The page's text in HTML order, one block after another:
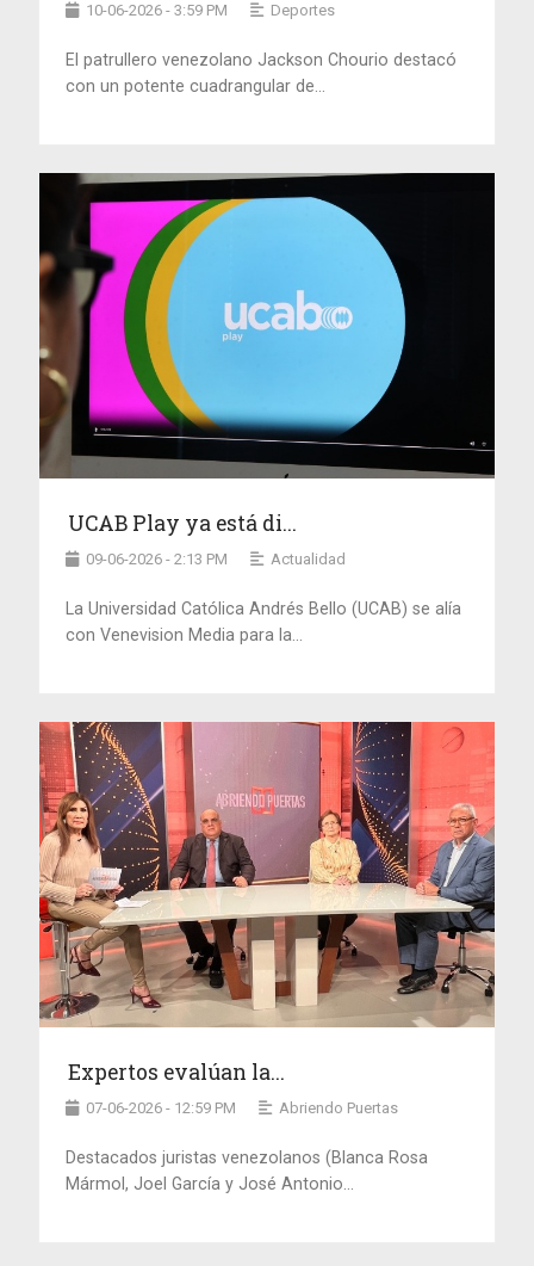
10-06-2026 - 3:59 PM Deportes
El patrullero venezolano Jackson Chourio destacó
con un potente cuadrangular de...
UCAB Play ya está di...
09-06-2026 - 2:13 PM Actualidad
La Universidad Católica Andrés Bello (UCAB) se alía
con Venevision Media para la...
Expertos evalúan la...
07-06-2026 - 12:59 PM Abriendo Puertas
Destacados juristas venezolanos (Blanca Rosa
Mármol, Joel García y José Antonio...